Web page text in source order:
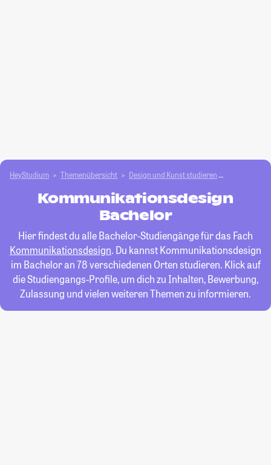
HeyStudium Themenübersicht Design und Kunst studieren
Kommunikationsdesign
Bachelor
Hier findest du alle Bachelor-Studiengänge für das Fach
Kommunikationsdesign. Du kannst Kommunikationsdesign
im Bachelor an 78 verschiedenen Orten studieren. Klick auf
die Studiengangs-Profile, um dich zu Inhalten, Bewerbung,
Zulassung und vielen weiteren Themen zu informieren.